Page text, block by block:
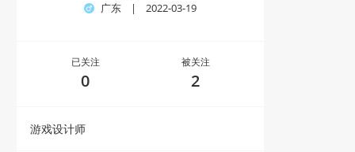
广东 | 2022-03-19
已关注
0
被关注
2
游戏设计师